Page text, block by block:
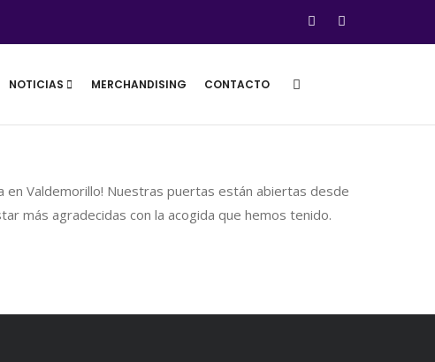
NOTICIAS MERCHANDISING CONTACTO
en Valdemorillo! Nuestras puertas están abiertas desde
más agradecidas con la acogida que hemos tenido.